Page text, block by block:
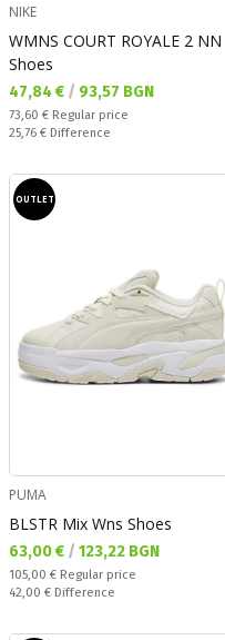
NIKE
WMNS COURT ROYALE 2 NN
Shoes
Текуща цена:
47,84 € / 93,57 BGN
Regular price:
73,60 € Regular price
Спестявате:
25,76 € Difference
OUTLET
PUMA
BLSTR Mix Wns Shoes
Текуща цена:
63,00 € / 123,22 BGN
Regular price:
105,00 € Regular price
Спестявате:
42,00 € Difference